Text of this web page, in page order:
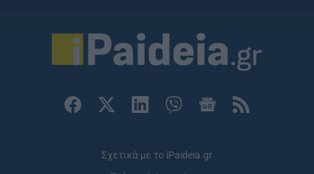
Σχετικά με το iPaideia.gr